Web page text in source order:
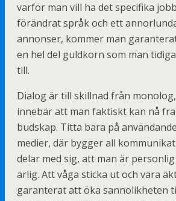
varför man vill ha det specifika
förändrat språk och ett
annonser, kommer man
en hel del guldkorn som man
till.
Dialog är till skillnad från
innebär att man faktiskt kan nå
budskap. Titta bara på
medier, där bygger all
delar med sig, att man är
ärlig. Att våga sticka ut och vara
garanterat att öka sannolikheten